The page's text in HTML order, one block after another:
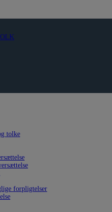
tolke
forpligtelser